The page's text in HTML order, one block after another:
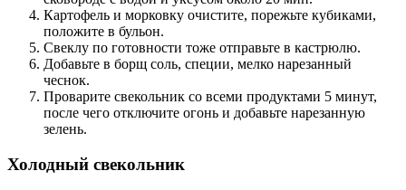
Картофель и морковку очистите, порежьте кубиками,
положите в бульон.
Свеклу по готовности тоже отправьте в кастрюлю.
Добавьте в борщ соль, специи, мелко нарезанный
чеснок.
Проварите свекольник со всеми продуктами 5 минут,
после чего отключите огонь и добавьте нарезанную
зелень.
Холодный свекольник